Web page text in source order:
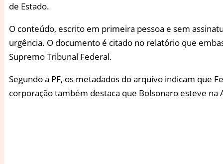
de Estado.
O conteúdo, escrito em primeira pessoa e sem
urgência. O documento é citado no relatório que
Supremo Tribunal Federal.
Segundo a PF, os metadados do arquivo indicam que
corporação também destaca que Bolsonaro esteve